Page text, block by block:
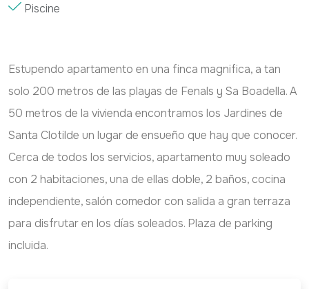
Piscine
Estupendo apartamento en una finca magnifica, a tan
solo 200 metros de las playas de Fenals y Sa Boadella. A
50 metros de la vivienda encontramos los Jardines de
Santa Clotilde un lugar de ensueño que hay que conocer.
Cerca de todos los servicios, apartamento muy soleado
con 2 habitaciones, una de ellas doble, 2 baños, cocina
independiente, salón comedor con salida a gran terraza
para disfrutar en los días soleados. Plaza de parking
incluida.